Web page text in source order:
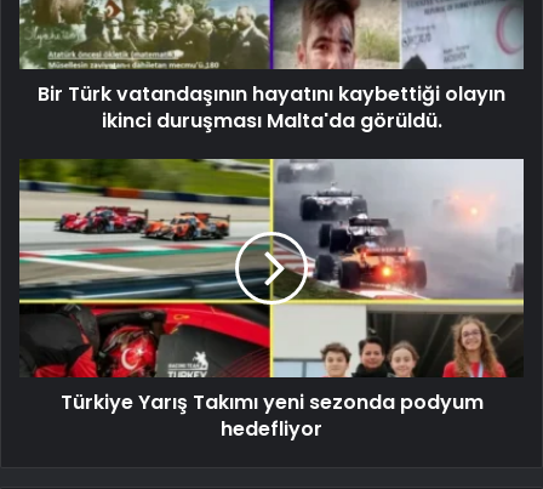
Bir Türk vatandaşının hayatını kaybettiği olayın
ikinci duruşması Malta'da görüldü.
Türkiye Yarış Takımı yeni sezonda podyum
hedefliyor